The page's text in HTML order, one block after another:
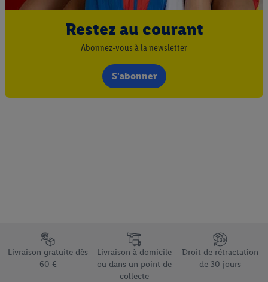
Restez au courant
Abonnez-vous à la newsletter
S'abonner
Élément du pied de page avec les différents arguments de
Livraison gratuite dès
60 €
Livraison à domicile
ou dans un point de
collecte
Droit de rétractation
de 30 jours